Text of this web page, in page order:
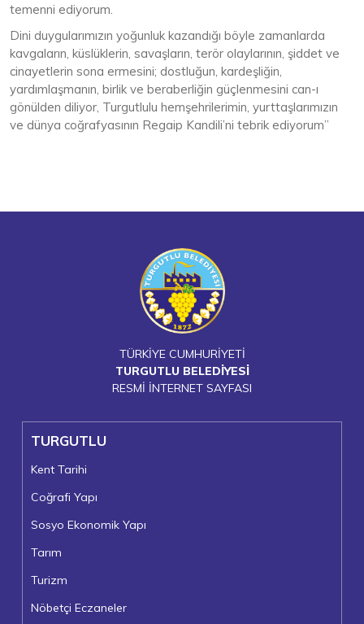
temenni ediyorum.
Dini duygularımızın yoğunluk kazandığı böyle zamanlarda
kavgaların, küslüklerin, savaşların, terör olaylarının, şiddet ve
cinayetlerin sona ermesini; dostluğun, kardeşliğin,
yardımlaşmanın, birlik ve beraberliğin güçlenmesini can-ı
gönülden diliyor, Turgutlulu hemşehrilerimin, yurttaşlarımızın
ve dünya coğrafyasının Regaip Kandili’ni tebrik ediyorum”
TÜRKİYE CUMHURİYETİ
TURGUTLU BELEDİYESİ
RESMİ İNTERNET SAYFASI
TURGUTLU
Kent Tarihi
Coğrafi Yapı
Sosyo Ekonomik Yapı
Tarım
Turizm
Nöbetçi Eczaneler